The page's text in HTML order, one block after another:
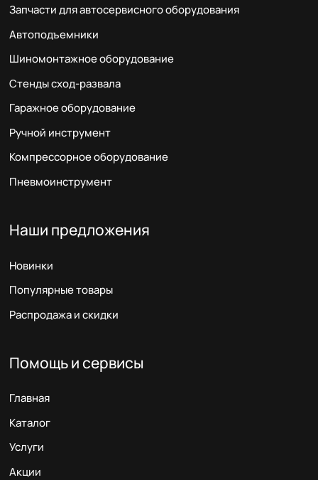
Запчасти для автосервисного оборудования
Автоподъемники
Шиномонтажное оборудование
Стенды сход-развала
Гаражное оборудование
Ручной инструмент
Компрессорное оборудование
Пневмоинструмент
Наши предложения
Новинки
Популярные товары
Распродажа и скидки
Помощь и сервисы
Главная
Каталог
Услуги
Акции